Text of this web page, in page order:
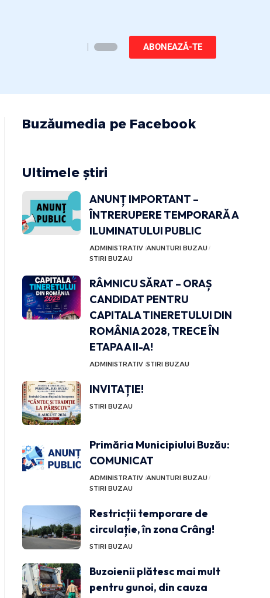
ABONEAZĂ-TE
Buzăumedia pe Facebook
Ultimele știri
ANUNȚ IMPORTANT –
ÎNTRERUPERE TEMPORARĂ A
ILUMINATULUI PUBLIC
ADMINISTRATIV ANUNTURI BUZAU
STIRI BUZAU
RÂMNICU SĂRAT – ORAȘ
CANDIDAT PENTRU
CAPITALA TINERETULUI DIN
ROMÂNIA 2028, TRECE ÎN
ETAPA A II-A!
ADMINISTRATIV STIRI BUZAU
INVITAȚIE!
STIRI BUZAU
Primăria Municipiului Buzău:
COMUNICAT
ADMINISTRATIV ANUNTURI BUZAU
STIRI BUZAU
Restricții temporare de
circulație, în zona Crâng!
STIRI BUZAU
Buzoienii plătesc mai mult
pentru gunoi, din cauza